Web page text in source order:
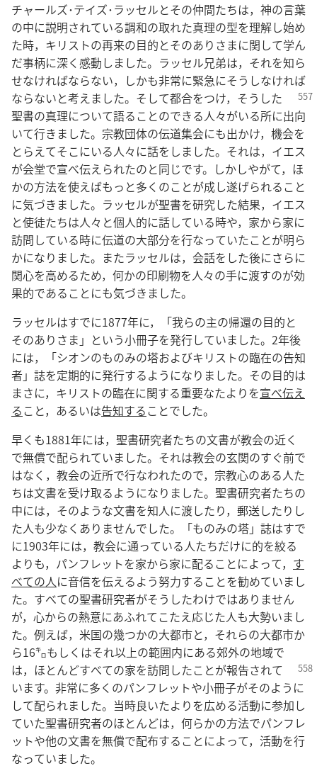
チャールズ･テイズ･ラッセルとその仲間たちは，神の言葉
の中に説明されている調和の取れた真理の型を理解し始め
た時，キリストの再来の目的とそのありさまに関して学ん
だ事柄に深く感動しました。ラッセル兄弟は，それを知ら
せなければならない，しかも非常に緊急にそうしなければ
ならないと考えました。そして都合をつけ，そうした
聖書の真理について語ることのできる人々がいる所に出向
いて行きました。宗教団体の伝道集会にも出かけ，機会を
とらえてそこにいる人々に話をしました。それは，イエス
が会堂で宣べ伝えられたのと同じです。しかしやがて，ほ
かの方法を使えばもっと多くのことが成し遂げられること
に気づきました。ラッセルが聖書を研究した結果，イエス
と使徒たちは人々と個人的に話している時や，家から家に
訪問している時に伝道の大部分を行なっていたことが明ら
かになりました。またラッセルは，会話をした後にさらに
関心を高めるため，何かの印刷物を人々の手に渡すのが効
果的であることにも気づきました。
ラッセルはすでに1877年に，「我らの主の帰還の目的と
そのありさま」という小冊子を発行していました。2年後
には，「シオンのものみの塔およびキリストの臨在の告知
者」誌を定期的に発行するようになりました。その目的は
まさに，キリストの臨在に関する重要なたよりを宣べ伝え
ること，あるいは告知することでした。
早くも1881年には，聖書研究者たちの文書が教会の近く
で無償で配られていました。それは教会の玄関のすぐ前で
はなく，教会の近所で行なわれたので，宗教心のある人た
ちは文書を受け取るようになりました。聖書研究者たちの
中には，そのような文書を知人に渡したり，郵送したりし
た人も少なくありませんでした。「ものみの塔」誌はすで
に1903年には，教会に通っている人たちだけに的を絞る
よりも，パンフレットを家から家に配ることによって， す
べての人に音信を伝えるよう努力することを勧めていまし
た。すべての聖書研究者がそうしたわけではありません
が，心からの熱意にあふれてこたえ応じた人も大勢いまし
た。例えば，米国の幾つかの大都市と，それらの大都市か
ら16㌔もしくはそれ以上の範囲内にある郊外の地域で
は，ほとんどすべての家を訪問したことが報告されて
います。非常に多くのパンフレットや小冊子がそのように
して配られました。当時良いたよりを広める活動に参加し
ていた聖書研究者のほとんどは，何らかの方法でパンフレ
ットや他の文書を無償で配布することによって，活動を行
なっていました。